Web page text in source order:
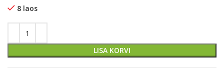
8 laos
LISA KORVI